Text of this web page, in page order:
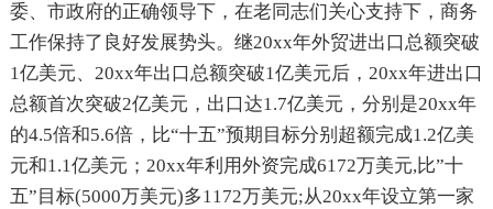
委、市政府的正确领导下，在老同志们关心支持下，商务
工作保持了良好发展势头。继20xx年外贸进出口总额突破
1亿美元、20xx年出口总额突破1亿美元后，20xx年进出口
总额首次突破2亿美元，出口达1.7亿美元，分别是20xx年
的4.5倍和5.6倍，比“十五”预期目标分别超额完成1.2亿美
元和1.1亿美元；20xx年利用外资完成6172万美元,比”十
五”目标(5000万美元)多1172万美元;从20xx年设立第一家